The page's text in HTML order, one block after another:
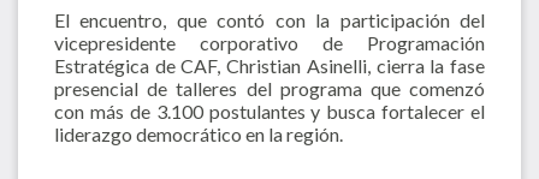
El encuentro, que contó con la participación del
vicepresidente corporativo de Programación
Estratégica de CAF, Christian Asinelli, cierra la fase
presencial de talleres del programa que comenzó
con más de 3.100 postulantes y busca fortalecer el
liderazgo democrático en la región.